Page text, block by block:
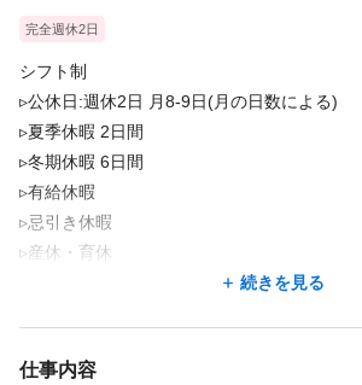
完全週休2日
シフト制
▹公休日:週休2日 月8-9日(月の日数による)
▹夏季休暇 2日間
▹冬期休暇 6日間
▹有給休暇
▹忌引き休暇
▹産休・育休
続きを見る
仕事内容